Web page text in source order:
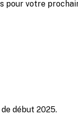
pour votre
début 2025.